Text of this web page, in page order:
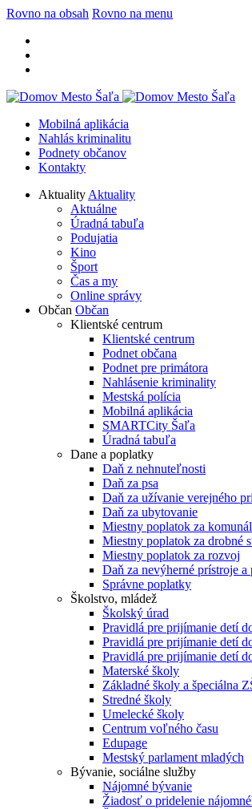
Rovno na obsah Rovno na menu
Mobilná aplikácia
Nahlás kriminalitu
Podnety občanov
Kontakty
Aktuality Aktuality
Aktuálne
Úradná tabuľa
Podujatia
Kino
Šport
Čas a my
Online správy
Občan Občan
Klientské centrum
Klientské centrum
Podnet občana
Podnet pre primátora
Nahlásenie kriminality
Mestská polícia
Mobilná aplikácia
SMARTCity Šaľa
Úradná tabuľa
Dane a poplatky
Daň z nehnuteľnosti
Daň za psa
Daň za užívanie verejného
Daň za ubytovanie
Miestny poplatok za
Miestny poplatok za drobné
Miestny poplatok za rozvoj
Daň za nevýherné prístroje a
Správne poplatky
Školstvo, mládež
Školský úrad
Pravidlá pre prijímanie detí
Pravidlá pre prijímanie detí
Pravidlá pre prijímanie detí
Materské školy
Základné školy a špeciálna
Stredné školy
Umelecké školy
Centrum voľného času
Edupage
Mestský parlament mladých
Bývanie, sociálne služby
Nájomné bývanie
Žiadosť o pridelenie